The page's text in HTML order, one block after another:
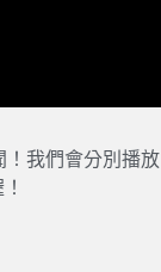
！我們會分別播放